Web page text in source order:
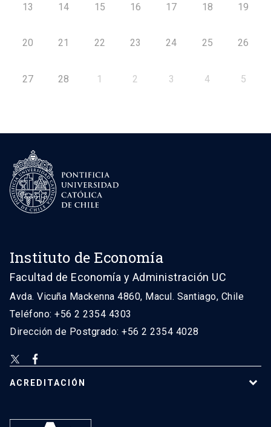
13 14 15 16 17 18 19
20 21 22 23 24 25 26
27 28 1 2 3 4 5
Instituto de Economía
Facultad de Economía y Administración UC
Avda. Vicuña Mackenna 4860, Macul. Santiago, Chile
Teléfono: +56 2 2354 4303
Dirección de Postgrado: +56 2 2354 4028
ACREDITACIÓN